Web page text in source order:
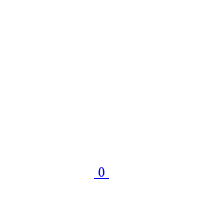
0